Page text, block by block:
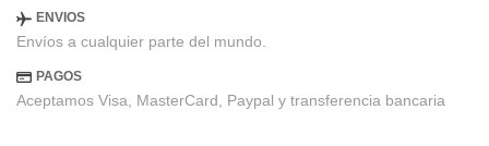
ENVIOS
Envíos a cualquier parte del mundo.
PAGOS
Aceptamos Visa, MasterCard, Paypal y transferencia bancaria